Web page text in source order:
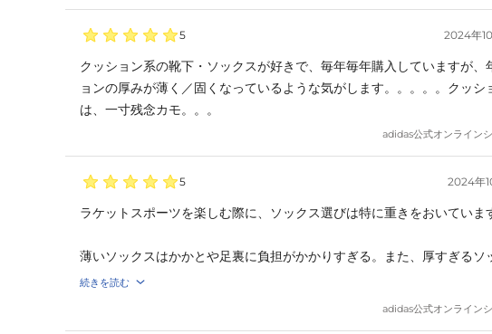
5 2024年
クッション系の靴下・ソックスが好きで、毎年毎年購入していますが、
ョンの厚みが薄く／固くなっているような気がします。。。。。クッシ
は、一寸残念カモ。。。
adidas公式オンライン
5 2024年
ラケットスポーツを楽しむ際に、ソックス選びは特に重きをおいていま
薄いソックスはかかとや足裏に負担がかかりすぎる。また、厚すぎるソ
が悪くなる傾向がありますので、このソックスが最適です！
続きを読む
adidas公式オンライン